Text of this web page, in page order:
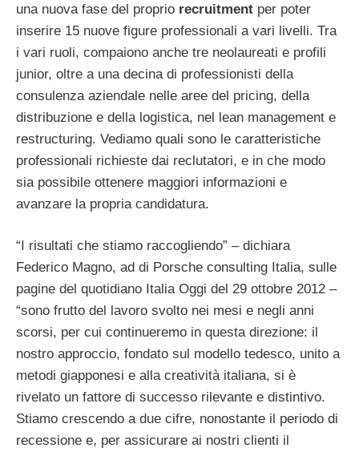
una nuova fase del proprio recruitment per poter
inserire 15 nuove figure professionali a vari livelli. Tra
i vari ruoli, compaiono anche tre neolaureati e profili
junior, oltre a una decina di professionisti della
consulenza aziendale nelle aree del pricing, della
distribuzione e della logistica, nel lean management e
restructuring. Vediamo quali sono le caratteristiche
professionali richieste dai reclutatori, e in che modo
sia possibile ottenere maggiori informazioni e
avanzare la propria candidatura.
“I risultati che stiamo raccogliendo” – dichiara
Federico Magno, ad di Porsche consulting Italia, sulle
pagine del quotidiano Italia Oggi del 29 ottobre 2012 –
“sono frutto del lavoro svolto nei mesi e negli anni
scorsi, per cui continueremo in questa direzione: il
nostro approccio, fondato sul modello tedesco, unito a
metodi giapponesi e alla creatività italiana, si è
rivelato un fattore di successo rilevante e distintivo.
Stiamo crescendo a due cifre, nonostante il periodo di
recessione e, per assicurare ai nostri clienti il